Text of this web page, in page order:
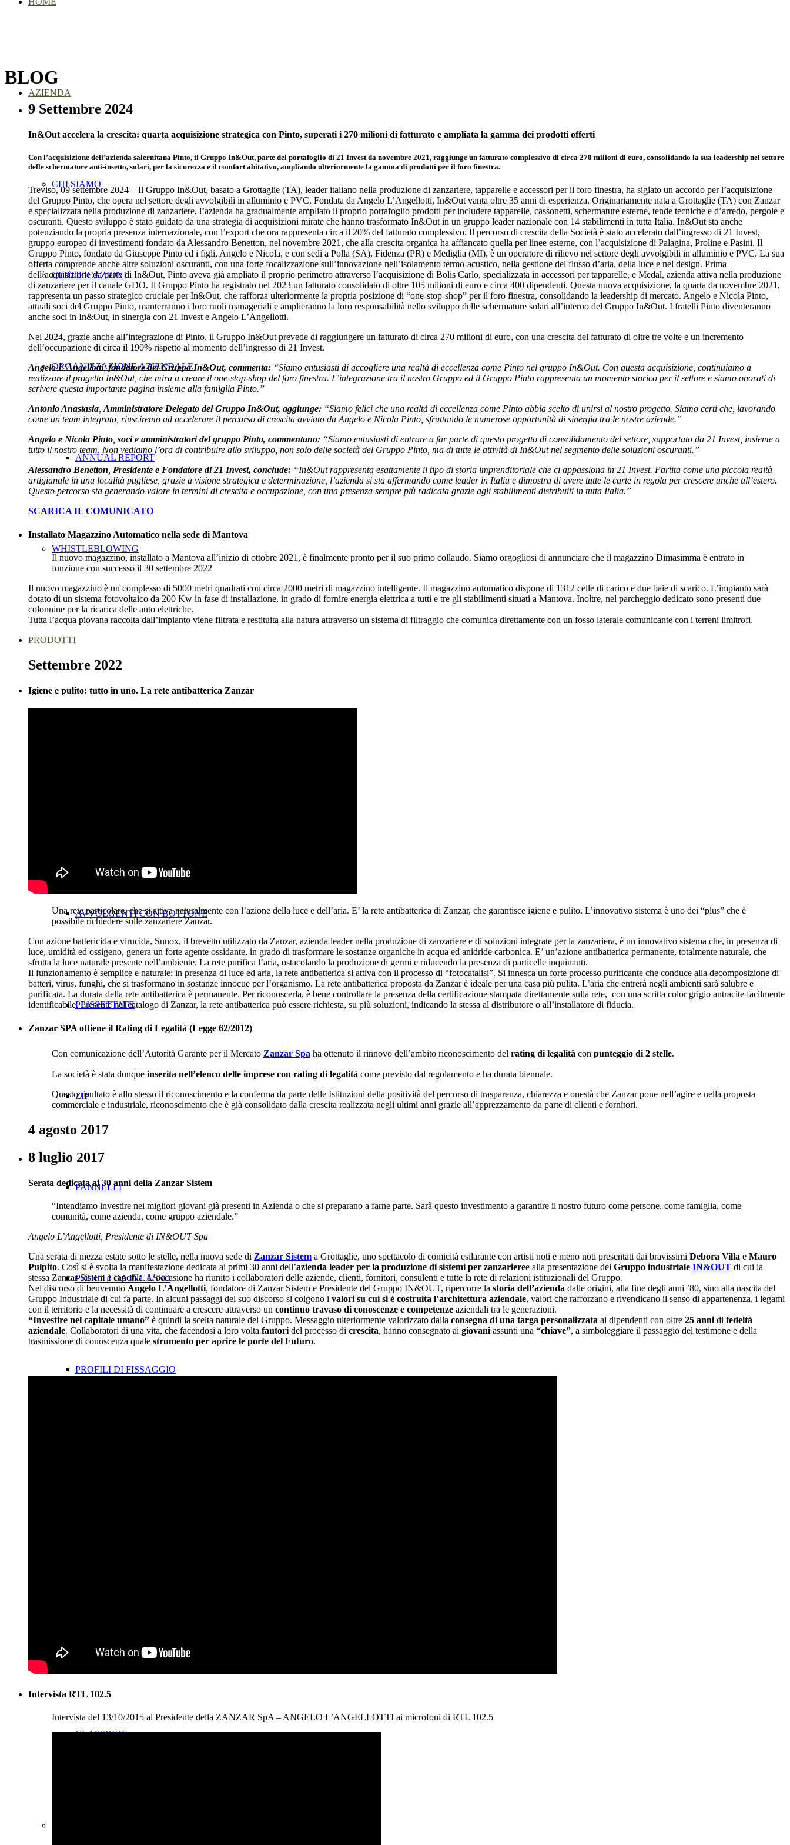
AZIENDA
CHI SIAMO
CERTIFICAZIONI
ORGANIZZAZIONE AZIENDALE
ANNUAL REPORT
WHISTLEBLOWING
PRODOTTI
AVVOLGENTI CON BOTTONE
PLISSETTATE
ZIP
PANNELLI
PROFILI DA INCASSO
PROFILI DI FISSAGGIO
CLASSICHE
BLOG
9 Settembre 2024
In&Out accelera la crescita: quarta acquisizione strategica con Pinto, superati i 270 milioni di fatturato e ampliata la gamma dei prodotti offerti
Con l’acquisizione dell’azienda salernitana Pinto, il Gruppo In&Out, parte del portafoglio di 21 Invest da novembre 2021, raggiunge un fatturato complessivo di circa 270 milioni di euro, consolidando la sua leadership nel settore
delle schermature anti-insetto, solari, per la sicurezza e il comfort abitativo, ampliando ulteriormente la gamma di prodotti per il foro finestra.
Treviso, 09 settembre 2024 – Il Gruppo In&Out, basato a Grottaglie (TA), leader italiano nella produzione di zanzariere, tapparelle e accessori per il foro finestra, ha siglato un accordo per l’acquisizione
del Gruppo Pinto, che opera nel settore degli avvolgibili in alluminio e PVC. Fondata da Angelo L’Angellotti, In&Out vanta oltre 35 anni di esperienza. Originariamente nata a Grottaglie (TA) con Zanzar
e specializzata nella produzione di zanzariere, l’azienda ha gradualmente ampliato il proprio portafoglio prodotti per includere tapparelle, cassonetti, schermature esterne, tende tecniche e d’arredo, pergole e
oscuranti. Questo sviluppo è stato guidato da una strategia di acquisizioni mirate che hanno trasformato In&Out in un gruppo leader nazionale con 14 stabilimenti in tutta Italia. In&Out sta anche
potenziando la propria presenza internazionale, con l’export che ora rappresenta circa il 20% del fatturato complessivo. Il percorso di crescita della Società è stato accelerato dall’ingresso di 21 Invest,
gruppo europeo di investimenti fondato da Alessandro Benetton, nel novembre 2021, che alla crescita organica ha affiancato quella per linee esterne, con l’acquisizione di Palagina, Proline e Pasini. Il
Gruppo Pinto, fondato da Giuseppe Pinto ed i figli, Angelo e Nicola, e con sedi a Polla (SA), Fidenza (PR) e Mediglia (MI), è un operatore di rilievo nel settore degli avvolgibili in alluminio e PVC. La sua
offerta comprende anche altre soluzioni oscuranti, con una forte focalizzazione sull’innovazione nell’isolamento termo-acustico, nella gestione del flusso d’aria, della luce e nel design. Prima
dell’acquisizione da parte di In&Out, Pinto aveva già ampliato il proprio perimetro attraverso l’acquisizione di Bolis Carlo, specializzata in accessori per tapparelle, e Medal, azienda attiva nella produzione
di zanzariere per il canale GDO. Il Gruppo Pinto ha registrato nel 2023 un fatturato consolidato di oltre 105 milioni di euro e circa 400 dipendenti. Questa nuova acquisizione, la quarta da novembre 2021,
rappresenta un passo strategico cruciale per In&Out, che rafforza ulteriormente la propria posizione di “one-stop-shop” per il foro finestra, consolidando la leadership di mercato. Angelo e Nicola Pinto,
attuali soci del Gruppo Pinto, manterranno i loro ruoli manageriali e amplieranno la loro responsabilità nello sviluppo delle schermature solari all’interno del Gruppo In&Out. I fratelli Pinto diventeranno
anche soci in In&Out, in sinergia con 21 Invest e Angelo L’Angellotti.
Nel 2024, grazie anche all’integrazione di Pinto, il Gruppo In&Out prevede di raggiungere un fatturato di circa 270 milioni di euro, con una crescita del fatturato di oltre tre volte e un incremento
dell’occupazione di circa il 190% rispetto al momento dell’ingresso di 21 Invest.
Angelo L’Angellotti,fondatore del Gruppo In&Out, commenta: “Siamo entusiasti di accogliere una realtà di eccellenza come Pinto nel gruppo In&Out. Con questa acquisizione, continuiamo a
realizzare il progetto In&Out, che mira a creare il one-stop-shop del foro finestra. L’integrazione tra il nostro Gruppo ed il Gruppo Pinto rappresenta un momento storico per il settore e siamo onorati di
scrivere questa importante pagina insieme alla famiglia Pinto.”
Antonio Anastasia,Amministratore Delegato del Gruppo In&Out, aggiunge: “Siamo felici che una realtà di eccellenza come Pinto abbia scelto di unirsi al nostro progetto. Siamo certi che, lavorando
come un team integrato, riusciremo ad accelerare il percorso di crescita avviato da Angelo e Nicola Pinto, sfruttando le numerose opportunità di sinergia tra le nostre aziende.”
Angelo e Nicola Pinto, soci e amministratori del gruppo Pinto, commentano: “Siamo entusiasti di entrare a far parte di questo progetto di consolidamento del settore, supportato da 21 Invest, insieme a
tutto il nostro team. Non vediamo l’ora di contribuire allo sviluppo, non solo delle società del Gruppo Pinto, ma di tutte le attività di In&Out nel segmento delle soluzioni oscuranti.”
Alessandro Benetton, Presidente e Fondatore di 21 Invest, conclude: “In&Out rappresenta esattamente il tipo di storia imprenditoriale che ci appassiona in 21 Invest. Partita come una piccola realtà
artigianale in una località pugliese, grazie a visione strategica e determinazione, l’azienda si sta affermando come leader in Italia e dimostra di avere tutte le carte in regola percrescere anche all’estero.
Questo percorso sta generando valore in termini di crescita e occupazione, con una presenza sempre più radicata grazie agli stabilimenti distribuiti in tutta Italia.”
SCARICA IL COMUNICATO
Installato Magazzino Automatico nella sede di Mantova
Il nuovo magazzino, installato a Mantova all’inizio di ottobre 2021, è finalmente pronto per il suo primo collaudo. Siamo orgogliosi di annunciare che il magazzino Dimasimma è entrato in
funzione con successo il 30 settembre 2022
Il nuovo magazzino è un complesso di 5000 metri quadrati con circa 2000 metri di magazzino intelligente. Il magazzino automatico dispone di 1312 celle di carico e due baie di scarico. L’impianto sarà
dotato di un sistema fotovoltaico da 200 Kw in fase di installazione, in grado di fornire energia elettrica a tutti e tre gli stabilimenti situati a Mantova. Inoltre, nel parcheggio dedicato sono presenti due
colonnine per la ricarica delle auto elettriche.
Tutta l’acqua piovana raccolta dall’impianto viene filtrata e restituita alla natura attraverso un sistema di filtraggio che comunica direttamente con un fosso laterale comunicante con i terreni limitrofi.
Settembre 2022
Igiene e pulito: tutto in uno. La rete antibatterica Zanzar
Una rete particolare, che si attiva naturalmente con l’azione della luce e dell’aria. E’ la rete antibatterica di Zanzar, che garantisce igiene e pulito. L’innovativo sistema è uno dei “plus” che è
possibile richiedere sulle zanzariere Zanzar.
Con azione battericida e virucida, Sunox, il brevetto utilizzato da Zanzar, azienda leader nella produzione di zanzariere e di soluzioni integrate per la zanzariera, è un innovativo sistema che, in presenza di
luce, umidità ed ossigeno, genera un forte agente ossidante, in grado di trasformare le sostanze organiche in acqua ed anidride carbonica. E’ un’azione antibatterica permanente, totalmente naturale, che
sfrutta la luce naturale presente nell’ambiente. La rete purifica l’aria, ostacolando la produzione di germi e riducendo la presenza di particelle inquinanti.
Il funzionamento è semplice e naturale: in presenza di luce ed aria, la rete antibatterica si attiva con il processo di “fotocatalisi”. Si innesca un forte processo purificante che conduce alla decomposizione di
batteri, virus, funghi, che si trasformano in sostanze innocue per l’organismo. La rete antibatterica proposta da Zanzar è ideale per una casa più pulita. L’aria che entrerà negli ambienti sarà salubre e
purificata. La durata della rete antibatterica è permanente. Per riconoscerla, è bene controllare la presenza della certificazione stampata direttamente sulla rete, con una scritta color grigio antracite facilmente
identificabile. Presente nel catalogo di Zanzar, la rete antibatterica può essere richiesta, su più soluzioni, indicando la stessa al distributore o all’installatore di fiducia.
Zanzar SPA ottiene il Rating di Legalità (Legge 62/2012)
Con comunicazione dell’Autorità Garante per il Mercato Zanzar Spa ha ottenuto il rinnovo dell’ambito riconoscimento del rating di legalità con punteggio di 2 stelle.
La società è stata dunque inserita nell’elenco delle imprese con rating di legalità come previsto dal regolamento e ha durata biennale.
Questo risultato è allo stesso il riconoscimento e la conferma da parte delle Istituzioni della positività del percorso di trasparenza, chiarezza e onestà che Zanzar pone nell’agire e nella proposta
commerciale e industriale, riconoscimento che è già consolidato dalla crescita realizzata negli ultimi anni grazie all’apprezzamento da parte di clienti e fornitori.
4 agosto 2017
8 luglio 2017
Serata dedicata ai 30 anni della Zanzar Sistem
“Intendiamo investire nei migliori giovani già presenti in Azienda o che si preparano a farne parte. Sarà questo investimento a garantire il nostro futuro come persone, come famiglia, come
comunità, come azienda, come gruppo aziendale.”
Angelo L’Angellotti, Presidente di IN&OUT Spa
Una serata di mezza estate sotto le stelle, nella nuova sede di Zanzar Sistem a Grottaglie, uno spettacolo di comicità esilarante con artisti noti e meno noti presentati dai bravissimi Debora Villa e Mauro
Pulpito. Così si è svolta la manifestazione dedicata ai primi 30 anni dell’azienda leader per la produzione di sistemi per zanzarieree alla presentazione del Gruppo industriale IN&OUT di cui la
stessa Zanzar Sistem è capofila. L’occasione ha riunito i collaboratori delle aziende, clienti, fornitori, consulenti e tutte la rete di relazioni istituzionali del Gruppo.
Nel discorso di benvenuto Angelo L’Angellotti, fondatore di Zanzar Sistem e Presidente del Gruppo IN&OUT, ripercorre la storia dell’azienda dalle origini, alla fine degli anni ’80, sino alla nascita del
Gruppo Industriale di cui fa parte. In alcuni passaggi del suo discorso si colgono i valori su cui si è costruita l’architettura aziendale, valori che rafforzano e rivendicano il senso di appartenenza, i legami
con il territorio e la necessità di continuare a crescere attraverso un continuo travaso di conoscenze e competenze aziendali tra le generazioni.
“Investire nel capitale umano” è quindi la scelta naturale del Gruppo. Messaggio ulteriormente valorizzato dalla consegna di una targa personalizzata ai dipendenti con oltre 25 anni di fedeltà
aziendale. Collaboratori di una vita, che facendosi a loro volta fautori del processo di crescita, hanno consegnato ai giovani assunti una “chiave”, a simboleggiare il passaggio del testimone e della
trasmissione di conoscenza quale strumento per aprire le porte del Futuro.
Intervista RTL 102.5
Intervista del 13/10/2015 al Presidente della ZANZAR SpA – ANGELO L’ANGELLOTTI ai microfoni di RTL 102.5